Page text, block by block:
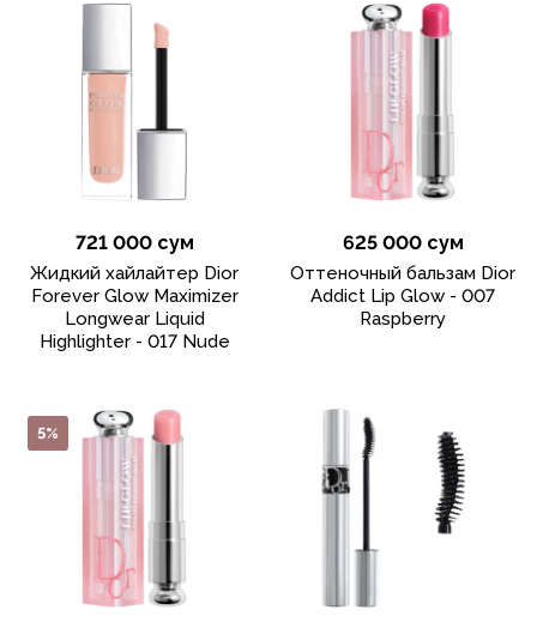
721 000 сум
Жидкий хайлайтер Dior
Forever Glow Maximizer
Longwear Liquid
Highlighter - 017 Nude
625 000 сум
Оттеночный бальзам Dior
Addict Lip Glow - 007
Raspberry
5%